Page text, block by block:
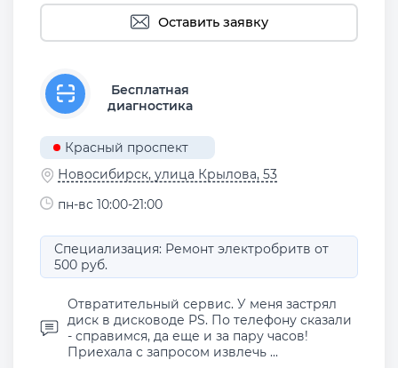
Оставить заявку
Бесплатная
диагностика
Красный проспект
Новосибирск, улица Крылова, 53
пн-вс 10:00-21:00
Специализация: Ремонт электробритв от
500 руб.
Отвратительный сервис. У меня застрял
диск в дисководе PS. По телефону сказали
- справимся, да еще и за пару часов!
Приехала с запросом извлечь ...